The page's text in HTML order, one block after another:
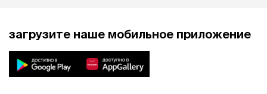
загрузите наше мобильное приложение